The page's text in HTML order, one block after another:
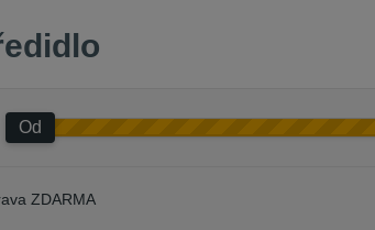
Od
ZDARMA